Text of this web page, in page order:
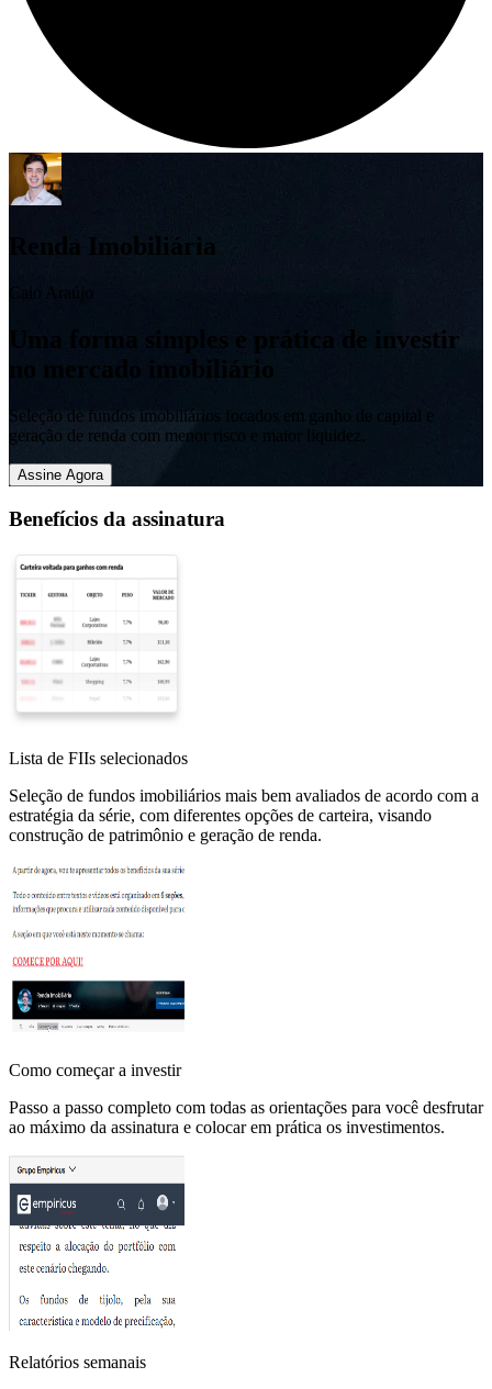
Renda Imobiliária
Caio Araújo
Uma forma simples e prática de investir
no mercado imobiliário
Seleção de fundos imobiliários focados em ganho de capital e
geração de renda com menor risco e maior liquidez.
Assine Agora
Benefícios da assinatura
Lista de FIIs selecionados
Seleção de fundos imobiliários mais bem avaliados de acordo com a
estratégia da série, com diferentes opções de carteira, visando
construção de patrimônio e geração de renda.
Como começar a investir
Passo a passo completo com todas as orientações para você desfrutar
ao máximo da assinatura e colocar em prática os investimentos.
Relatórios semanais